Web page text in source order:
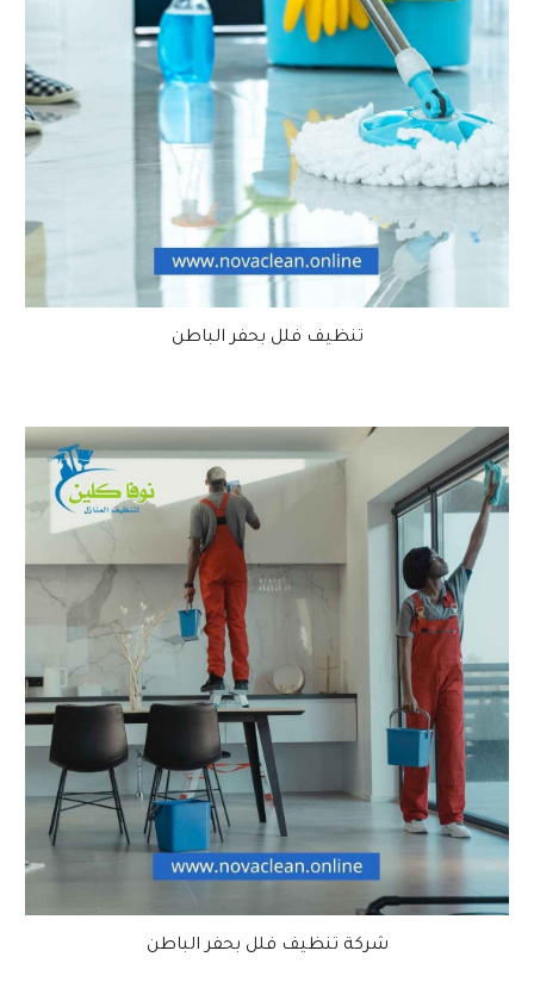
تنظيف فلل بحفر الباطن
شركة تنظيف فلل بحفر الباطن